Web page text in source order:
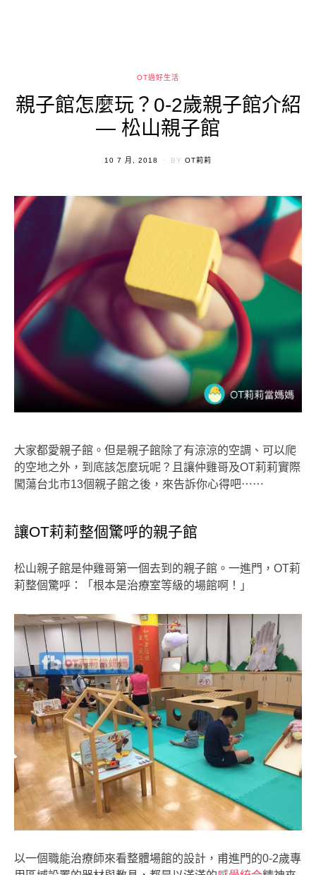
OT過好生活
親子館怎麼玩？0-2歲親子館介紹
— 松山親子館
POSTED
10 7 月, 2018 BY OT莉莉
大家都愛親子館。但是親子館除了有涼涼的空調、可以爬
的空地之外，到底該怎麼玩呢？且讓仲雞哥及OT莉莉實際
闖蕩台北市13個親子館之後，來告訴你心得吧⋯⋯
讓OT莉莉整個驚呼的親子館
松山親子館是仲雞哥第一個去到的親子館。一進門，OT莉
莉整個驚呼：「根本是治療室等級的場館啊！」
以一個職能治療師來看整體場館的設計，甫進門的0-2歲專